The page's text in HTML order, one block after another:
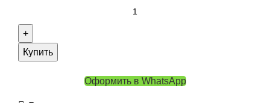
Купить
Оформить в WhatsApp